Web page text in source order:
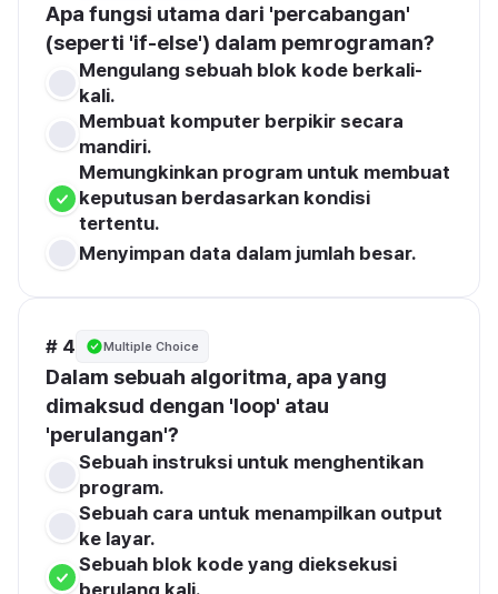
Apa fungsi utama dari 'percabangan'
(seperti 'if-else') dalam pemrograman?
Mengulang sebuah blok kode berkali-
kali.
Membuat komputer berpikir secara
mandiri.
Memungkinkan program untuk membuat
keputusan berdasarkan kondisi
tertentu.
Menyimpan data dalam jumlah besar.
# 4 Multiple Choice
Dalam sebuah algoritma, apa yang
dimaksud dengan 'loop' atau
'perulangan'?
Sebuah instruksi untuk menghentikan
program.
Sebuah cara untuk menampilkan output
ke layar.
Sebuah blok kode yang dieksekusi
berulang kali.